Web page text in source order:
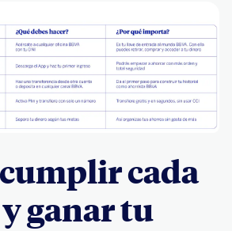
cada
ganar tu